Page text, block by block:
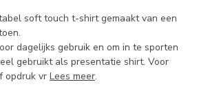
soft touch t-shirt gemaakt van een
dagelijks gebruik en om in te sporten
gebruikt als presentatie shirt. Voor
opdruk vr Lees meer.